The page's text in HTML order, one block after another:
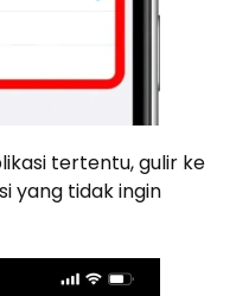
tertentu, gulir ke
yang tidak ingin